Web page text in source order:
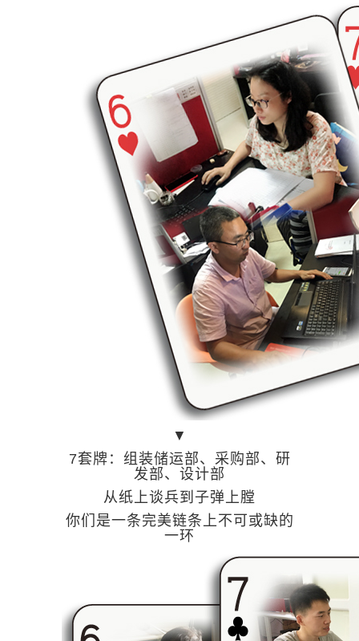
▼
7套牌：组装储运部、采购部、研
发部、设计部
从纸上谈兵到子弹上膛
你们是一条完美链条上不可或缺的
一环